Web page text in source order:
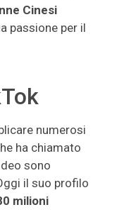
Cinesi
passione per il
numerosi
ha chiamato
sono
il suo profilo
milioni